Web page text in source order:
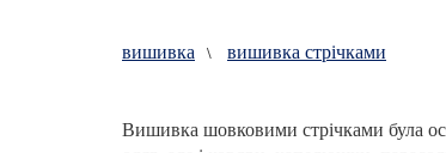
вишивка \ вишивка стрічками
Вишивка шовковими стрічками була